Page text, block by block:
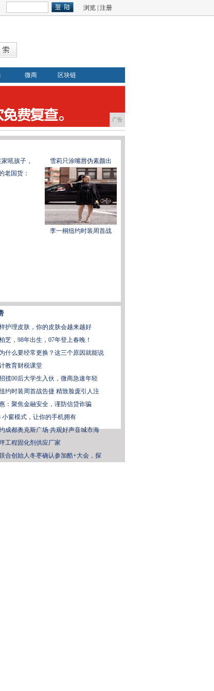
浏览 注册
微商 区块链
广告
吼孩子，
雪莉只涂嘴唇伪素颜出
老国货：
李一桐纽约时装周首战
护理皮肤，你的皮肤会越来越好
芝，98年出生，07年登上春晚！
什么要经常更换？这三个原因就能说
教育财税课堂
揽00后大学生入伙，微商急速年轻
约时装周首战告捷 精致脸庞引人注
：聚焦金融安全，谨防信贷诈骗
小窗模式，让你的手机拥有
成都奥克斯广场 共观好声音城市海
工程固化剂供应厂家
合创始人冬枣确认参加酷+大会，探